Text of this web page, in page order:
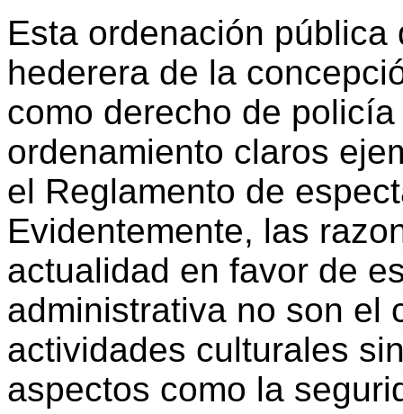
Esta ordenación
hederera de la
como derecho de
ordenamiento claros
el Reglamento de
Evidentemente, las
actualidad en favor de
administrativa no son el
actividades culturales
aspectos como la